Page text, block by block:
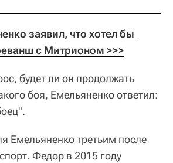
заявил, что хотел бы
с Митрионом >>>
будет ли он продолжать
боя, Емельяненко ответил:
Емельяненко третьим после
Федор в 2015 году